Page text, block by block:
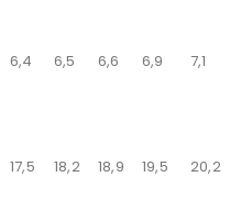
6,4 6,5 6,6 6,9 7,1
17,5 18,2 18,9 19,5 20,2